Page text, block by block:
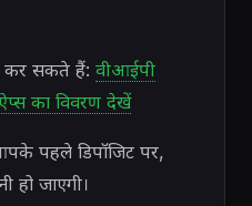
कर सकते हैं: वीआईपी
ऐप्स का विवरण देखें
पहले डिपॉजिट पर,
हो जाएगी।